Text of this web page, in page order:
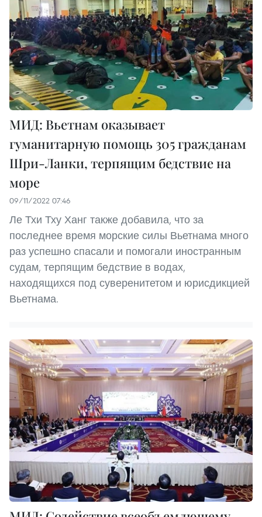
МИД: Вьетнам оказывает
гуманитарную помощь 305 гражданам
Шри-Ланки, терпящим бедствие на
море
09/11/2022 07:46
Ле Тхи Тху Ханг также добавила, что за
последнее время морские силы Вьетнама много
раз успешно спасали и помогали иностранным
судам, терпящим бедствие в водах,
находящихся под суверенитетом и юрисдикцией
Вьетнама.